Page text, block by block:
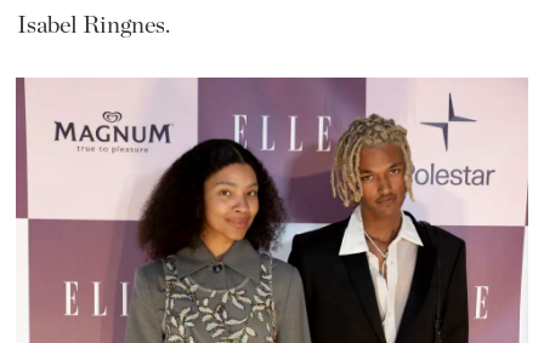
Isabel Ringnes.